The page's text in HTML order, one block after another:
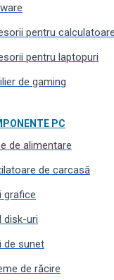
mesaj
pentru calculatoare
pentru laptopuri
de gaming
PC
de alimentare
de carcasă
grafice
disk-uri
de sunet
de răcire
SHARP
Xiaomi 3
30 W 3
40
60 W 1
4 430 W